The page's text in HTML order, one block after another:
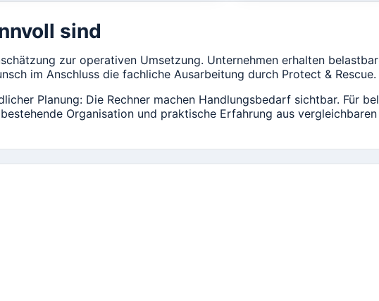
sind
zur operativen Umsetzung. Unternehmen erhalten
im Anschluss die fachliche Ausarbeitung durch Protect & Rescue.
Planung: Die Rechner machen Handlungsbedarf sichtbar. Für
Organisation und praktische Erfahrung aus